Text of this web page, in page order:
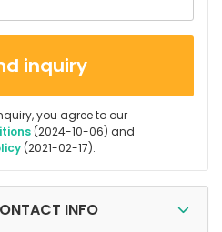
inquiry
you agree to our
(2024-10-06) and
(2021-02-17).
INFO